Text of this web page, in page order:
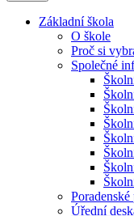
Základní škola
O škole
Proč si
Společné
Úřední